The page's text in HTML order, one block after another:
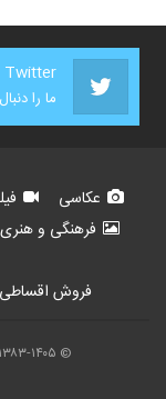
Twitter
ما را
عکاسی
فرهنگی و هنری
فروش اقساطی
© ۱۳۸۳-۱۴۰۵ فروشگاه پیکسل. تمامی حقوق محفوظ است.